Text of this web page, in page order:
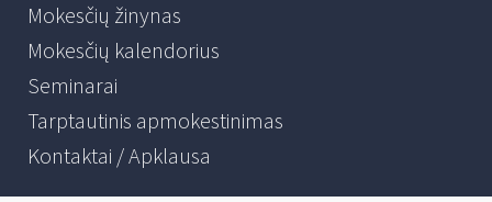
Mokesčių žinynas
Mokesčių kalendorius
Seminarai
Tarptautinis apmokestinimas
Kontaktai / Apklausa